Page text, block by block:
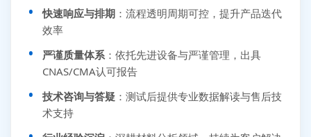
快速响应与排期 ：流程透明周期可控，提升产品迭代
效率
严谨质量体系：依托先进设备与严谨管理，出具
CNAS/CMA认可报告
技术咨询与答疑 ：测试后提供专业数据解读与售后技
术支持